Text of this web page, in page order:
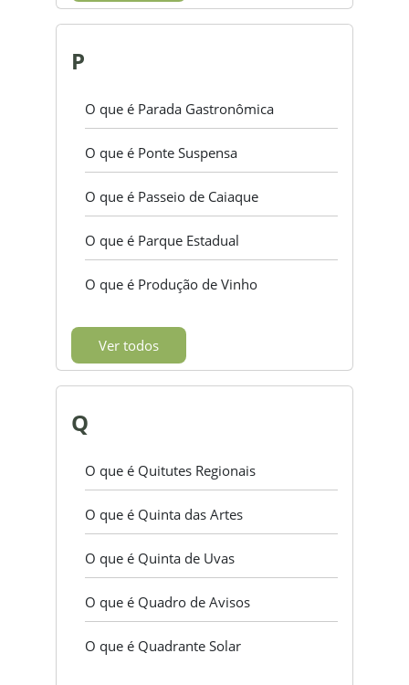
P
O que é Parada Gastronômica
O que é Ponte Suspensa
O que é Passeio de Caiaque
O que é Parque Estadual
O que é Produção de Vinho
Ver todos
Q
O que é Quitutes Regionais
O que é Quinta das Artes
O que é Quinta de Uvas
O que é Quadro de Avisos
O que é Quadrante Solar